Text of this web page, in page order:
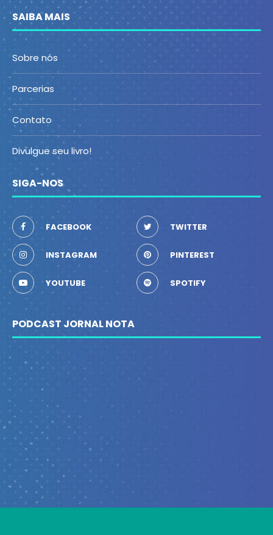
SAIBA MAIS
Sobre nós
Parcerias
Contato
Divulgue seu livro!
SIGA-NOS
FACEBOOK TWITTER
INSTAGRAM PINTEREST
YOUTUBE SPOTIFY
PODCAST JORNAL NOTA